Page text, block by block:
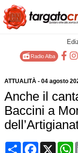
Radio Alba
ATTUALITÀ- 04 agosto
Anche il
Baccini a
CondividiFacebook
X